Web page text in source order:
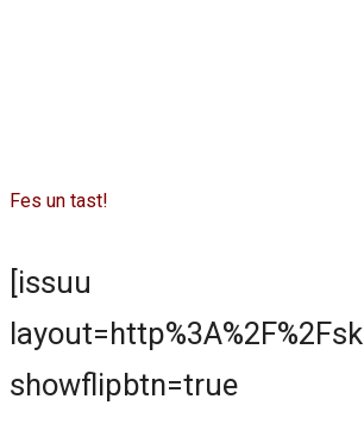
Fes un tast!
[issuu
showflipbtn=true